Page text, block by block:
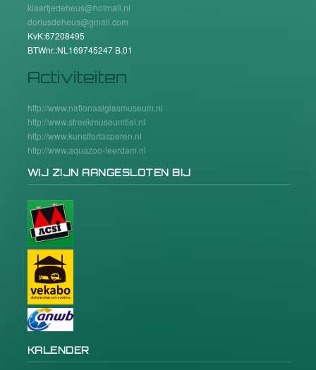
klaartjedeheus@hotmail.nl
doriusdeheus@gmail.com
KvK:67208495
BTWnr.:NL169745247 B.01
Activiteiten
http://www.nationaalglasmuseum.nl
http://www.streekmuseumtiel.nl
http://www.kunstfortasperen.nl
http://www.aquazoo-leerdam.nl
WIJ ZIJN AANGESLOTEN BIJ
KALENDER